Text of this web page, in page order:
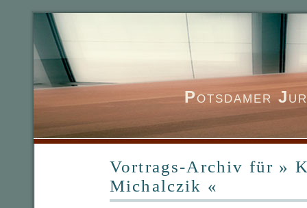
Potsdamer J
Vortrags-Archiv für »
Michalczik «